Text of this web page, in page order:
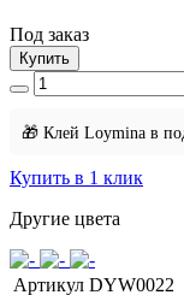
Под заказ
Купить
🎁 Клей Loymina в
Купить в 1 клик
Другие цвета
Артикул DYW0022